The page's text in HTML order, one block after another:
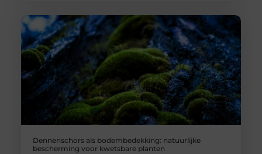
Dennenschors als bodembedekking: natuurlijke
bescherming voor kwetsbare planten